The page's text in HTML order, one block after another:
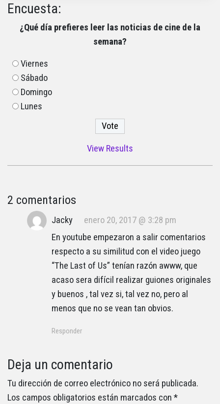
Encuesta:
¿Qué día prefieres leer las noticias de cine de la
semana?
Viernes
Sábado
Domingo
Lunes
View Results
2 comentarios
Jacky
enero 20, 2017 @ 3:28 pm
En youtube empezaron a salir comentarios
respecto a su similitud con el video juego
“The Last of Us” tenían razón awww, que
acaso sera difícil realizar guiones originales
y buenos , tal vez si, tal vez no, pero al
menos que no se vean tan obvios.
Responder
Deja un comentario
Tu dirección de correo electrónico no será publicada.
Los campos obligatorios están marcados con *